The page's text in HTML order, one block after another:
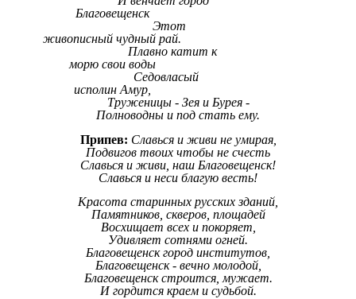
Благовещенск
Этот
живописный чудный рай.
Плавно катит к
морю свои воды
Седовласый
исполин Амур,
Труженицы - Зея и Бурея -
Полноводны и под стать ему.
Припев: Славься и живи не умирая,
Подвигов твоих чтобы не счесть
Славься и живи, наш Благовещенск!
Славься и неси благую весть!
Красота старинных русских зданий,
Памятников, скверов, площадей
Восхищает всех и покоряет,
Удивляет сотнями огней.
Благовещенск город институтов,
Благовещенск - вечно молодой,
Благовещенск строится, мужает.
И гордится краем и судьбой.